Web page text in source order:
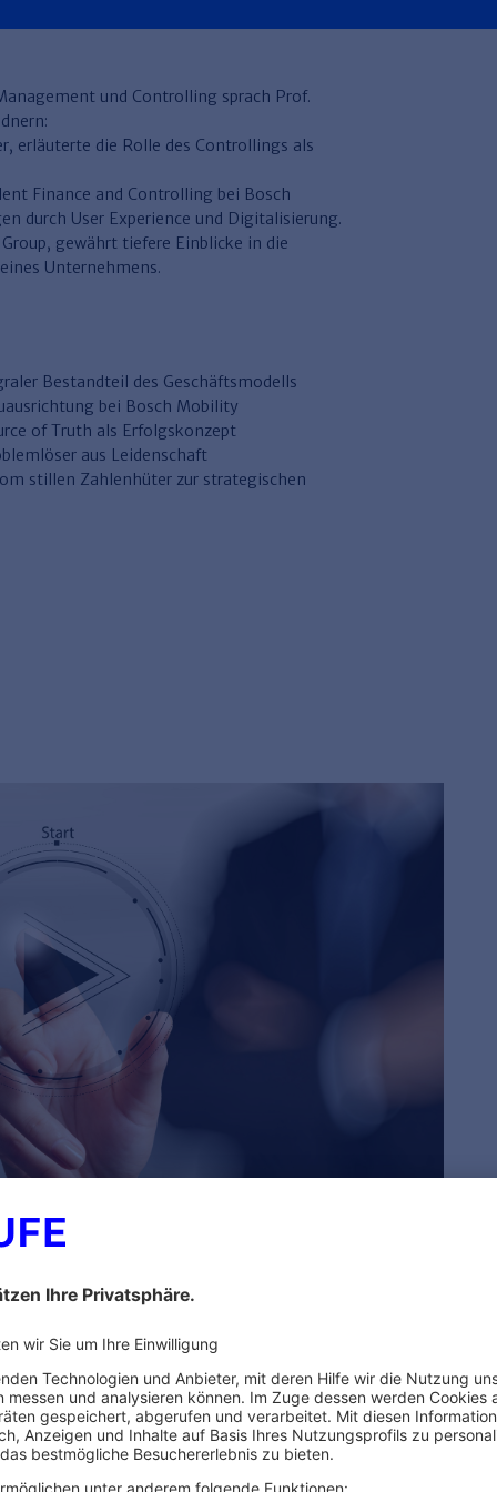
und Controlling sprach Prof.
erläuterte die Rolle des Controllings als
Finance and Controlling bei Bosch
durch User Experience und Digitalisierung.
gewährt tiefere Einblicke in die
Unternehmens.
Bestandteil des Geschäftsmodells
bei Bosch Mobility
of Truth als Erfolgskonzept
aus Leidenschaft
stillen Zahlenhüter zur strategischen
CONTROLLING
Controlling